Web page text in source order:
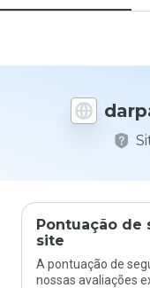
Pontuação de
site
A pontuação de
nossas avaliações
que